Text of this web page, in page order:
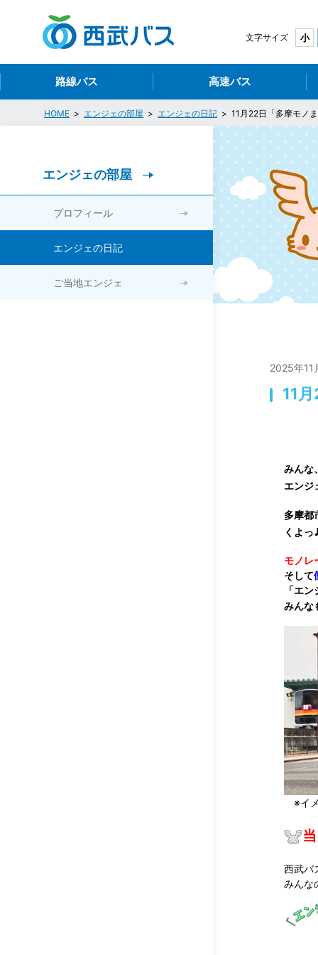
文字サイズ 小
路線バス 高速バス
HOME エンジェの部屋 エンジェの日記 11月22日「多摩モノ
2025年11
11
みんな
エンジ
多摩都
くよっ
モノレ
そして
「エ
みんな
※イ
西武バ
みんな
エンジェの部屋
プロフィール
エンジェの日記
ご当地エンジェ